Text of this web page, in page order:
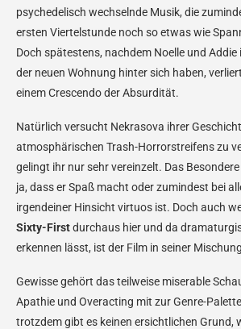
psychedelisch wechselnde Musik, die
ersten Viertelstunde noch so etwas wie
Doch spätestens, nachdem Noelle und
der neuen Wohnung hinter sich haben,
einem Crescendo der Absurdität.
Natürlich versucht Nekrasova ihrer
atmosphärischen Trash-Horrorstreifens zu
gelingt ihr nur sehr vereinzelt. Das
ja, dass er Spaß macht oder zumindest bei
irgendeiner Hinsicht virtuos ist. Doch auch
Sixty-Firstdurchaus hier und da
erkennen lässt, ist der Film in seiner
Gewisse gehört das teilweise miserable
Apathie und Overacting mit zur Genre-
trotzdem gibt es keinen ersichtlichen Grund,